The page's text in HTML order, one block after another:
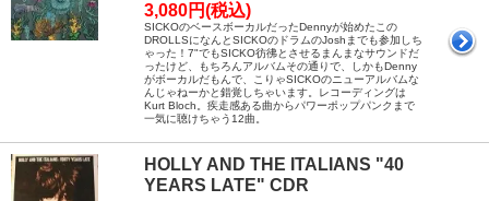
3,080円(税込)
SICKOのベースボーカルだったDennyが始めたこの
DROLLSになんとSICKOのドラムのJoshまでも参加しち
ゃった！7"でもSICKO彷彿とさせるまんまなサウンドだ
ったけど、もちろんアルバムその通りで、しかもDenny
がボーカルだもんで、こりゃSICKOのニューアルバムな
んじゃねーかと錯覚しちゃいます。レコーディングは
Kurt Bloch。疾走感ある曲からパワーポップパンクまで
一気に聴けちゃう12曲。
HOLLY AND THE ITALIANS "40
YEARS LATE" CDR